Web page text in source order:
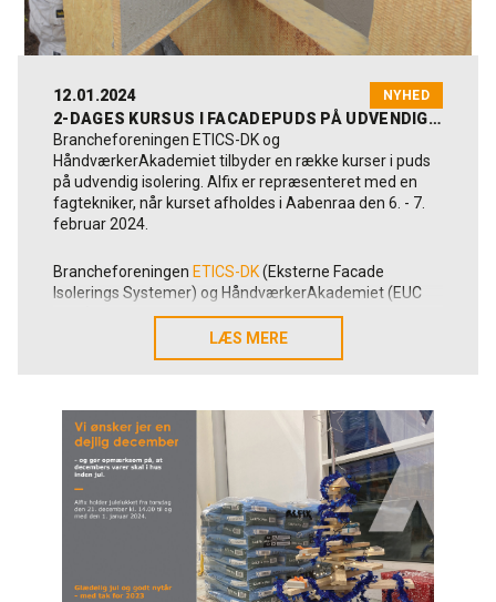
12.01.2024 NYHED
2-DAGES KURSUS I FACADEPUDS PÅ UDVENDIG ISOLERING
Brancheforeningen ETICS-DK og
HåndværkerAkademiet tilbyder en række kurser i puds
på udvendig isolering. Alfix er repræsenteret med en
fagtekniker, når kurset afholdes i Aabenraa den 6. - 7.
februar 2024.
Brancheforeningen ETICS-DK(Eksterne Facade
Isolerings Systemer) og HåndværkerAkademiet (EUC
Nord) tilbyder et kursusforløb henvendt til
bygningshåndværkere, som arbejder med facadepuds
på isolering. Kurset foregår på murerskoler rundt
Som medlem af ETICS-DK, er Alfix repræsenteret på
kurset i Aabenraa med en fagtekniker. ETICS-DK består
af ledende leverandører af pudssystemer i Danmark og
arbejder bl.a. for, at brugen af testede og godkendte
systemløsninger til nybyg og renovering anvendes
korrekt og med høj kvalitet.
Datoer og kursussteder
LÆS MERE
LÆS MERE